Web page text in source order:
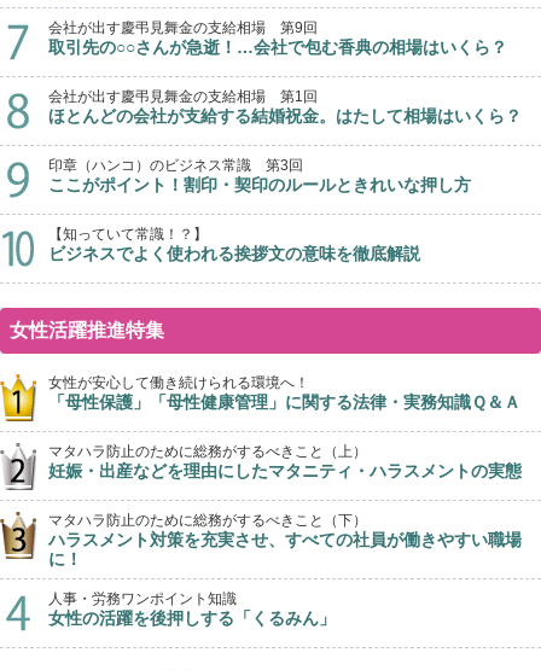
会社が出す慶弔見舞金の支給相場 第9回
取引先の○○さんが急逝！…会社で包む香典の相場はいくら？
会社が出す慶弔見舞金の支給相場 第1回
ほとんどの会社が支給する結婚祝金。はたして相場はいくら？
印章（ハンコ）のビジネス常識 第3回
ここがポイント！割印・契印のルールときれいな押し方
【知っていて常識！？】
ビジネスでよく使われる挨拶文の意味を徹底解説
女性活躍推進特集
女性が安心して働き続けられる環境へ！
「母性保護」「母性健康管理」に関する法律・実務知識Ｑ＆Ａ
マタハラ防止のために総務がするべきこと（上）
妊娠・出産などを理由にしたマタニティ・ハラスメントの実態
マタハラ防止のために総務がするべきこと（下）
ハラスメント対策を充実させ、すべての社員が働きやすい職場
に！
人事・労務ワンポイント知識
女性の活躍を後押しする「くるみん」